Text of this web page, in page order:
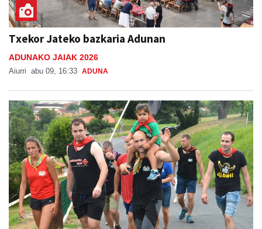
Txekor Jateko bazkaria Adunan
ADUNAKO JAIAK 2026
Aiurri abu 09, 16:33 ADUNA